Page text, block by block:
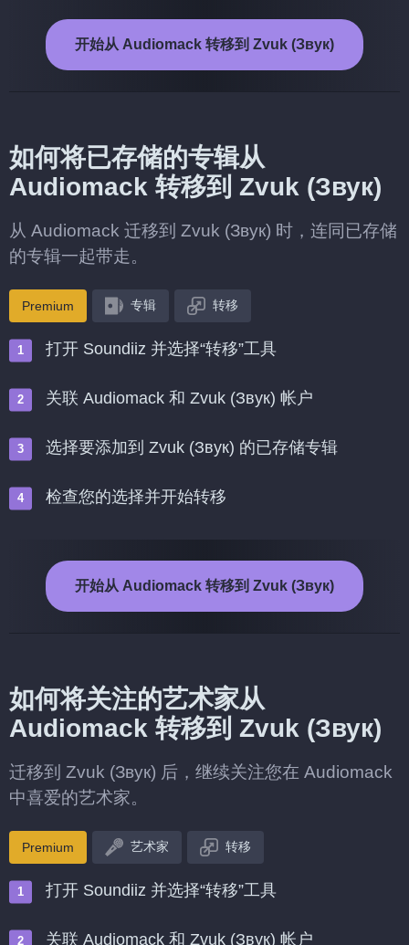
开始从 Audiomack 转移到 Zvuk (Звук)
如何将已存储的专辑从
Audiomack 转移到 Zvuk (Звук)
从 Audiomack 迁移到 Zvuk (Звук) 时，连同已存储
的专辑一起带走。
Premium 专辑 转移
打开 Soundiiz 并选择“转移”工具
关联 Audiomack 和 Zvuk (Звук) 帐户
选择要添加到 Zvuk (Звук) 的已存储专辑
检查您的选择并开始转移
开始从 Audiomack 转移到 Zvuk (Звук)
如何将关注的艺术家从
Audiomack 转移到 Zvuk (Звук)
迁移到 Zvuk (Звук) 后，继续关注您在 Audiomack
中喜爱的艺术家。
Premium 艺术家 转移
打开 Soundiiz 并选择“转移”工具
关联 Audiomack 和 Zvuk (Звук) 帐户